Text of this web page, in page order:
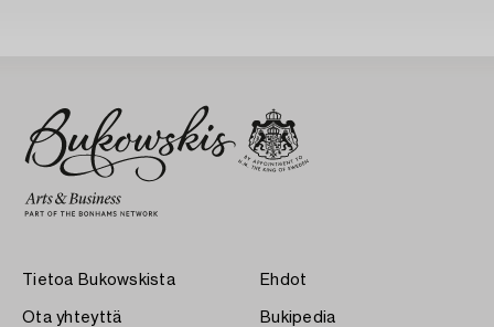
Tietoa Bukowskista
Ota yhteyttä
Ehdot
Bukipedia